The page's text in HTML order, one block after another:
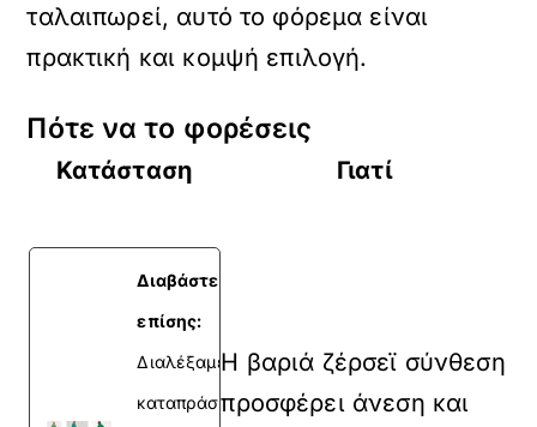
ταλαιπωρεί, αυτό το φόρεμα είναι
πρακτική και κομψή επιλογή.
Πότε να το φορέσεις
Κατάσταση Γιατί
Διαβάστε
επίσης:
Διαλέξαμε 6
καταπράσινα
Η βαριά ζέρσεϊ σύνθεση
προσφέρει άνεση και